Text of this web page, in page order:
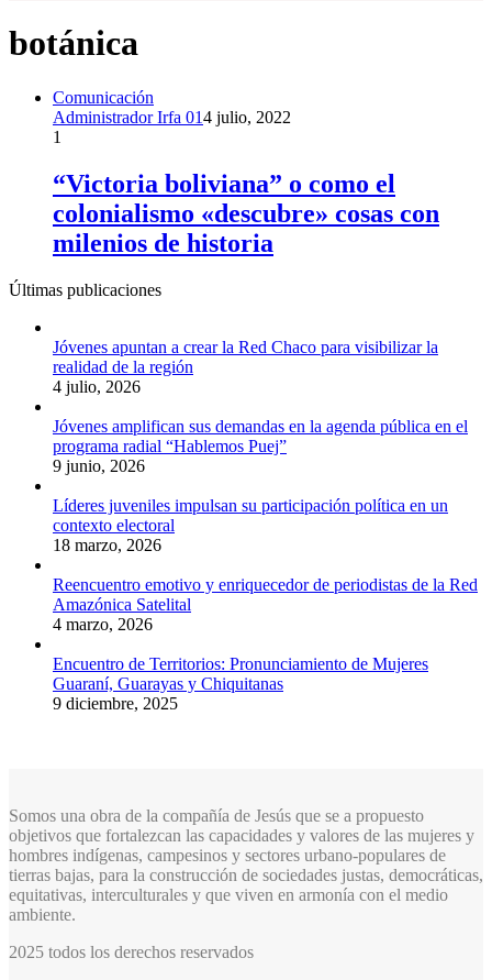
botánica
Comunicación
Administrador Irfa 014 julio, 2022
1
“Victoria boliviana” o como el
colonialismo «descubre» cosas con
milenios de historia
Últimas publicaciones
Jóvenes apuntan a crear la Red Chaco para visibilizar la
realidad de la región
4 julio, 2026
Jóvenes amplifican sus demandas en la agenda pública en el
programa radial “Hablemos Puej”
9 junio, 2026
Líderes juveniles impulsan su participación política en un
contexto electoral
18 marzo, 2026
Reencuentro emotivo y enriquecedor de periodistas de la Red
Amazónica Satelital
4 marzo, 2026
Encuentro de Territorios: Pronunciamiento de Mujeres
Guaraní, Guarayas y Chiquitanas
9 diciembre, 2025
Somos una obra de la compañía de Jesús que se a propuesto
objetivos que fortalezcan las capacidades y valores de las mujeres y
hombres indígenas, campesinos y sectores urbano-populares de
tierras bajas, para la construcción de sociedades justas, democráticas,
equitativas, interculturales y que viven en armonía con el medio
ambiente.
2025 todos los derechos reservados